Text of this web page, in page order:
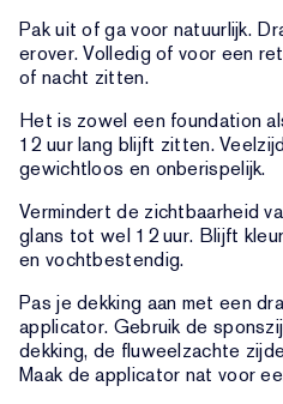
Pak uit of ga voor natuurlijk.
erover. Volledig of voor een
of nacht zitten.
Het is zowel een foundation
12 uur lang blijft zitten.
gewichtloos en onberispelijk.
Vermindert de zichtbaarheid
glans tot wel 12 uur. Blijft
en vochtbestendig.
Pas je dekking aan met een
applicator. Gebruik de
dekking, de fluweelzachte
Maak de applicator nat voor